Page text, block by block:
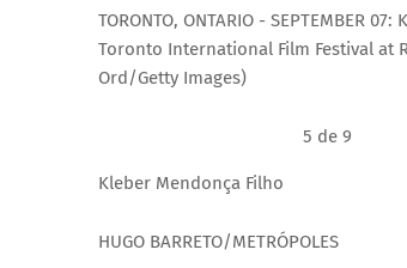
TORONTO, ONTARIO - SEPTEMBER
Toronto International Film Festival at
Ord/Getty Images)
5 de 9
Kleber Mendonça Filho
HUGO BARRETO/METRÓPOLES